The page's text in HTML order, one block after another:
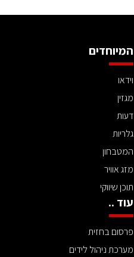
המיוחדים
וידאו
מגזין
דעות
גלריות
המטבחון
מזג אוויר
תוכן שיווקי
עוד ..
פרסום בחזית
מערכת ניהול לידים